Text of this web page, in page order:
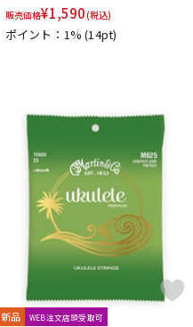
販売価格¥1,590(税込)
ポイント：1%(14pt)
新品 WEB注文店頭受取可